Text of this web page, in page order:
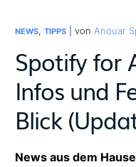
NEWS,TIPPS | von Anouar
Spotify for
Infos und
Blick
News aus dem